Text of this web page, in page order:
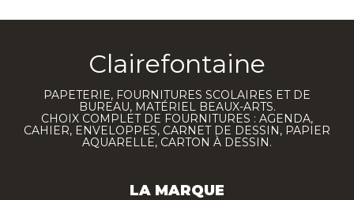
Clairefontaine
PAPETERIE, FOURNITURES SCOLAIRES ET DE
BUREAU, MATÉRIEL BEAUX-ARTS.
CHOIX COMPLET DE FOURNITURES : AGENDA,
CAHIER, ENVELOPPES, CARNET DE DESSIN, PAPIER
AQUARELLE, CARTON À DESSIN.
LA MARQUE